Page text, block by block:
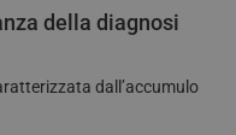
della diagnosi
dall’accumulo